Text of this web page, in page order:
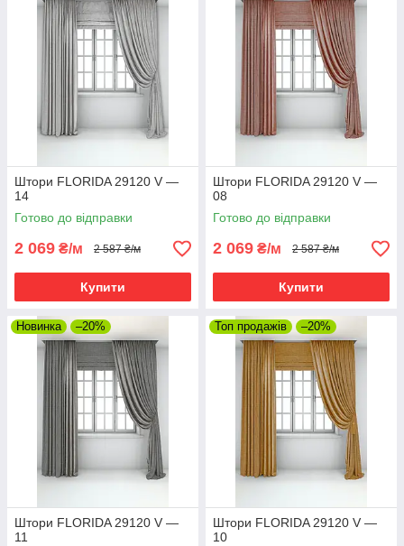
Штори FLORIDA 29120 V —
14
Готово до відправки
2 069 ₴/м 2 587 ₴/м
Купити
Штори FLORIDA 29120 V —
08
Готово до відправки
2 069 ₴/м 2 587 ₴/м
Купити
Новинка –20%
Штори FLORIDA 29120 V —
11
Топ продажів –20%
Штори FLORIDA 29120 V —
10